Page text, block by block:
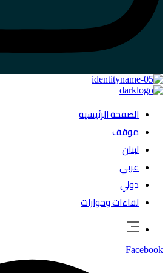
الصفحة الرئيسية
موقف
لبنان
عربي
دولي
لقاءات وحوارات
Facebook